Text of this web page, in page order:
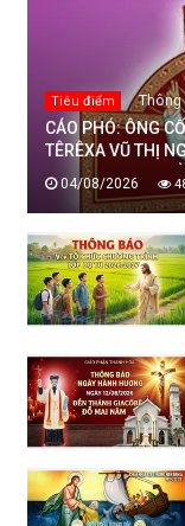
Tiêu điểm Thông
CÁO PHÓ: ÔNG
TÊRÊXA VŨ THỊ
MAI THỊ THỊNH,
AN NGHỈ TRONG
04/08/2026